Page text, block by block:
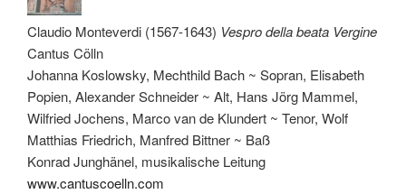
Claudio Monteverdi (1567-1643) Vespro della beata Vergine
Cantus Cölln
Johanna Koslowsky, Mechthild Bach ~ Sopran, Elisabeth
Popien, Alexander Schneider ~ Alt, Hans Jörg Mammel,
Wilfried Jochens, Marco van de Klundert ~ Tenor, Wolf
Matthias Friedrich, Manfred Bittner ~ Baß
Konrad Junghänel, musikalische Leitung
www.cantuscoelln.com